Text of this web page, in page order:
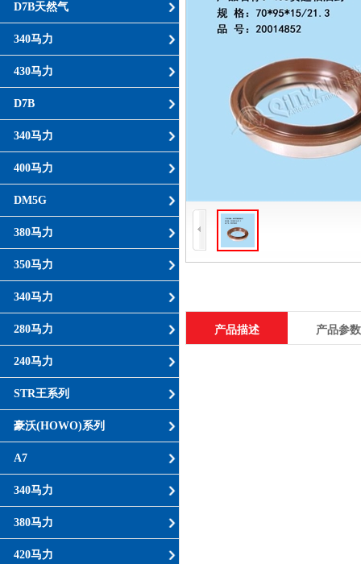
D7B天然气
340马力
430马力
D7B
340马力
400马力
DM5G
380马力
350马力
340马力
280马力
240马力
STR王系列
豪沃(HOWO)系列
A7
340马力
380马力
420马力
产品描述 产品参数